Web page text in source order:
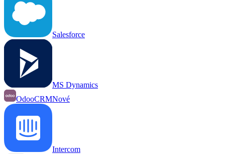
Salesforce
MS Dynamics
OdooCRMNové
Intercom